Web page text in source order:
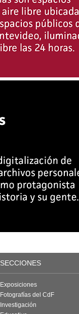
SECCIONES
Exposiciones
Fotografías del CdF
Investigación